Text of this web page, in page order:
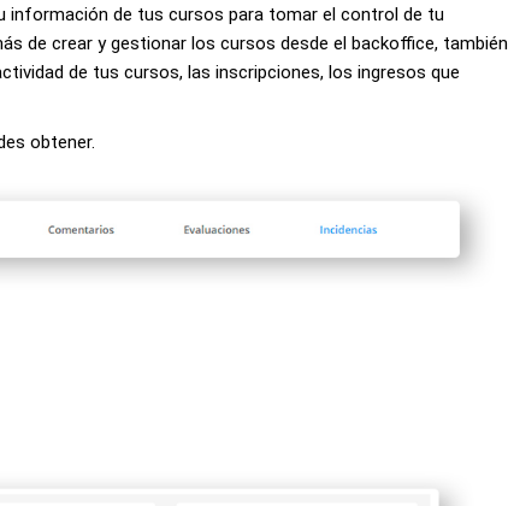
información de tus cursos para tomar el control de tu
de crear y gestionar los cursos desde el backoffice, también
de tus cursos, las inscripciones, los ingresos que
obtener.